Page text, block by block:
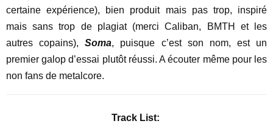
certaine expérience), bien produit mais pas trop, inspiré
mais sans trop de plagiat (merci Caliban, BMTH et les
autres copains),Soma, puisque c’est son nom, est un
premier galop d’essai plutôt réussi. A écouter même pour les
non fans de metalcore.
Track List: